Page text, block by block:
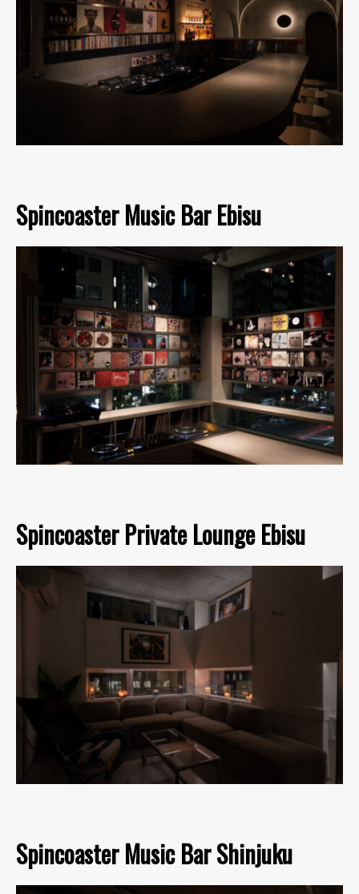
Spincoaster Music Bar Ebisu
Spincoaster Private Lounge Ebisu
Spincoaster Music Bar Shinjuku